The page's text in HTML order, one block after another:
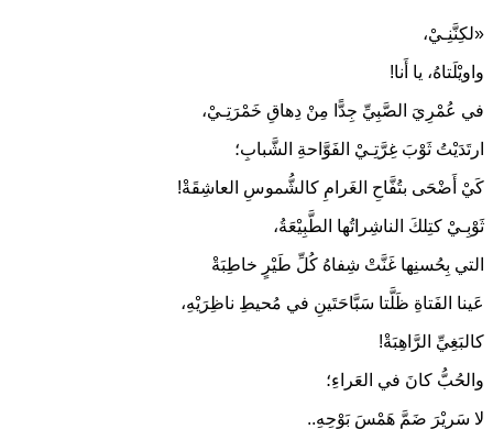
«لكِنَّنِـيْ،
واويْلَتاهُ، يا أَنا!
في عُمْرِيَ الصَّبِيِّ جِدًّا مِنْ دِهاقِ خَمْرَتِـيْ،
ارتَدَيْتُ ثَوْبَ غِرَّتِـيْ الفَوَّاحةِ الشَّبابِ؛
كَيْ أَضْحَى بتُفَّاحِ الغَرامِ كالشُّموسِ العاشِقَةْ!
ثَوْبِـيْ كتِلكَ الناشِراتُها الطَّبِيْعَةُ،
التي بِحُسنِها غَنَّتْ شِفاهُ كُلِّ طَيْرٍ خاطِبَةْ
عَينا الفَتاةِ ظَلَّتا سَبَّاحَتَينِ في مُحيطِ ناظِرَيْهِ،
كالبَغِيِّ الرَّاهِبَةْ!
والحُبُّ كانَ في العَراءِ؛
لا سَرِيْرَ ضَمَّ هَمْسَ بَوْحِهِ..